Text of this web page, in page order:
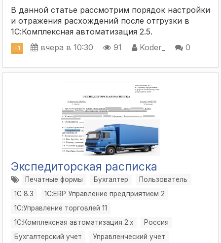
В данной статье рассмотрим порядок настройки
и отражения расхождений после отгрузки в
1С:Комплексная автоматизация 2.5.
+1 вчера в 10:30 91 Koder_ 0
Экспедиторская расписка
Печатные формы Бухгалтер
Пользователь
1С 8.3
1С:ERP Управление предприятием 2
1С:Управление торговлей 11
1С:Комплексная автоматизация 2.х
Россия
Бухгалтерский учет
Управленческий учет